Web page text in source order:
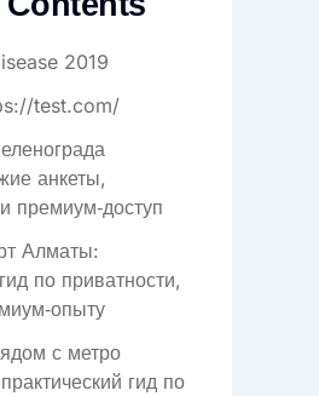
2019
test.com/
анкеты,
премиум‑доступ
Алматы:
по приватности,
с метро
гид по